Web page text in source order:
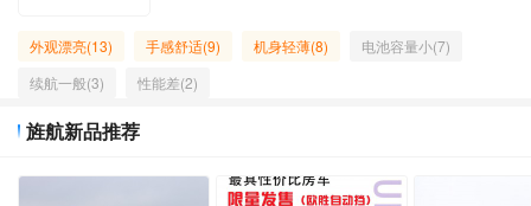
外观漂亮(13) 手感舒适(9) 机身轻薄(8)
电池容量小(7)
续航一般(3)
性能差(2)
旌航新品推荐